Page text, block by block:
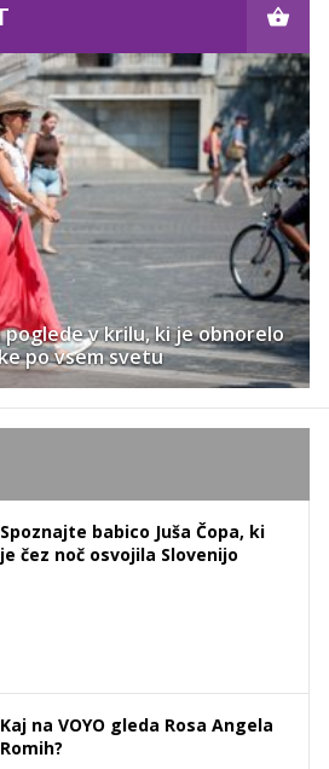
poglede v krilu, ki je obnorelo
po vsem svetu
Spoznajte babico Juša Čopa, ki
je čez noč osvojila Slovenijo
Kaj na VOYO gleda Rosa Angela
Romih?